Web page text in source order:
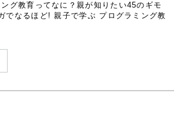
グ教育ってなに？親が知りたい45のギモ
でなるほど! 親子で学ぶ プログラミング教